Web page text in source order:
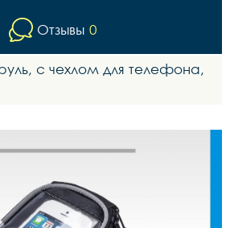
Отзывы 0
с чехлом для телефона,